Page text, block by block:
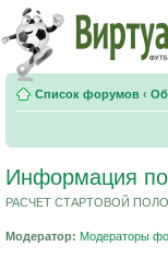
Список форумов ‹
Информация по
РАСЧЕТ СТАРТОВОЙ
Модератор: Модераторы